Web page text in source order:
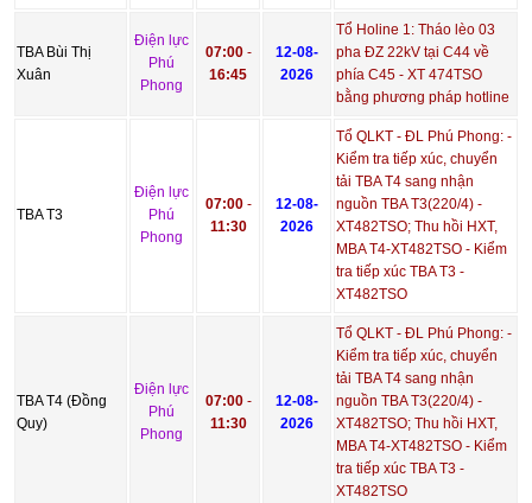
TBA Bùi Thị
Xuân
Điện lực
Phú
Phong
07:00-
16:45
12-08-
2026
Tổ Holine 1: Tháo lèo 03
pha ĐZ 22kV tại C44 về
phía C45 - XT 474TSO
bằng phương pháp hotline
TBA T3
Điện lực
Phú
Phong
07:00-
11:30
12-08-
2026
Tổ QLKT - ĐL Phú Phong: -
Kiểm tra tiếp xúc, chuyển
tải TBA T4 sang nhận
nguồn TBA T3(220/4) -
XT482TSO; Thu hồi HXT,
MBA T4-XT482TSO - Kiểm
tra tiếp xúc TBA T3 -
XT482TSO
TBA T4 (Đồng
Quy)
Điện lực
Phú
Phong
07:00-
11:30
12-08-
2026
Tổ QLKT - ĐL Phú Phong: -
Kiểm tra tiếp xúc, chuyển
tải TBA T4 sang nhận
nguồn TBA T3(220/4) -
XT482TSO; Thu hồi HXT,
MBA T4-XT482TSO - Kiểm
tra tiếp xúc TBA T3 -
XT482TSO